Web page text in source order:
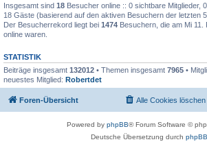
Insgesamt sind 18 Besucher online :: 0 sichtbare Mitglieder,
18 Gäste (basierend auf den aktiven Besuchern der letzten
Der Besucherrekord liegt bei 1474 Besuchern, die am Mi
online waren.
STATISTIK
Beiträge insgesamt 132012 • Themen insgesamt 7965 •
neuestes Mitglied: Robertdet
Foren-Übersicht Alle Cookies löschen
Powered by phpBB® Forum Software ©
Deutsche Übersetzung durch